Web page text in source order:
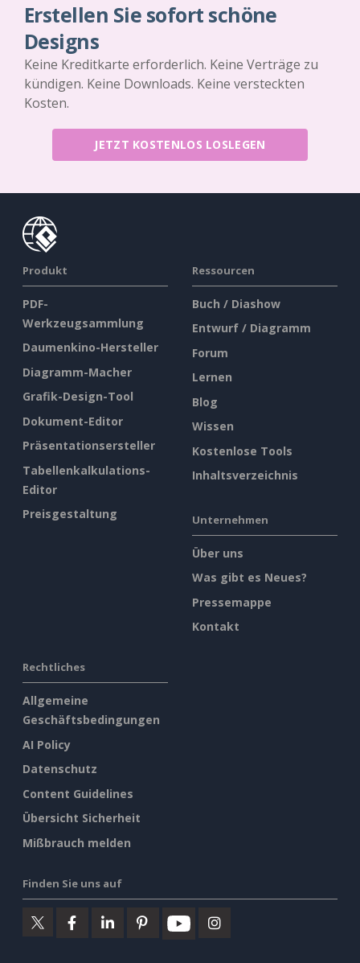
Erstellen Sie sofort schöne
Designs
Keine Kreditkarte erforderlich. Keine Verträge zu
kündigen. Keine Downloads. Keine versteckten
Kosten.
JETZT KOSTENLOS LOSLEGEN
Produkt
PDF-
Werkzeugsammlung
Daumenkino-Hersteller
Diagramm-Macher
Grafik-Design-Tool
Dokument-Editor
Präsentationsersteller
Tabellenkalkulations-
Editor
Preisgestaltung
Ressourcen
Buch / Diashow
Entwurf / Diagramm
Forum
Lernen
Blog
Wissen
Kostenlose Tools
Inhaltsverzeichnis
Unternehmen
Über uns
Was gibt es Neues?
Pressemappe
Kontakt
Rechtliches
Allgemeine
Geschäftsbedingungen
AI Policy
Datenschutz
Content Guidelines
Übersicht Sicherheit
Mißbrauch melden
Finden Sie uns auf